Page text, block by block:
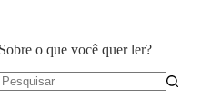
Sobre o que você quer ler?